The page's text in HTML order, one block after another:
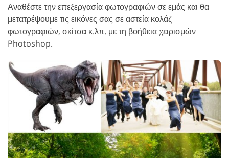
Αναθέστε την επεξεργασία φωτογραφιών σε εμάς και θα
μετατρέψουμε τις εικόνες σας σε αστεία κολάζ
φωτογραφιών, σκίτσα κ.λπ. με τη βοήθεια χειρισμών
Photoshop.